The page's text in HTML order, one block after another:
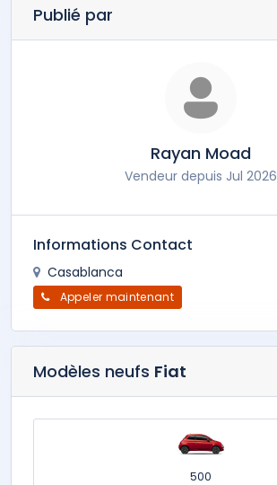
Publié par
Rayan Moad
Vendeur depuis Jul 2026
Informations Contact
Casablanca
Appeler maintenant
Modèles neufs Fiat
500